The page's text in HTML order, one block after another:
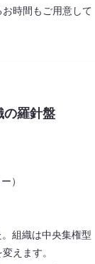
時間もご用意して
の羅針盤
）
組織は中央集権型
えます。